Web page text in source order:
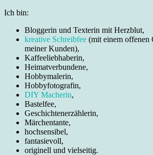
Ich bin:
Bloggerin und Texterin mit Herzblut,
kreative Schreibfee (mit einem offenen
meiner Kunden),
Kaffeeliebhaberin,
Heimatverbundene,
Hobbymalerin,
Hobbyfotografin,
DIY Macherin,
Bastelfee,
Geschichtenerzählerin,
Märchentante,
hochsensibel,
fantasievoll,
originell und vielseitig.